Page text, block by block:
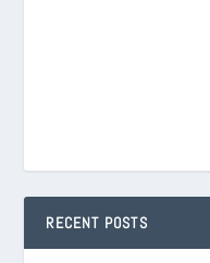
RECENT POSTS